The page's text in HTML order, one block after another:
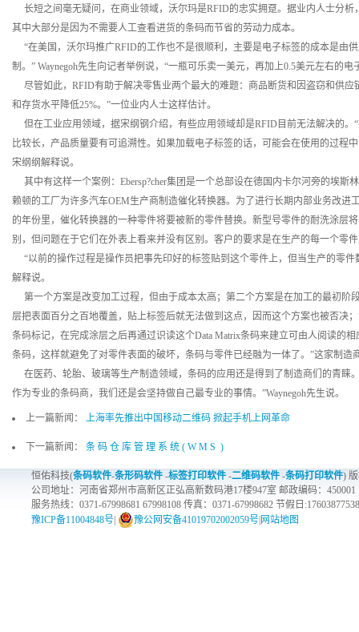
长短之间毫无疑问，在商业领域，沃尔玛是RFID的忠实拥趸。据业内人士分析
其中大部分是因为不需要人工查看进货的条码而节省的劳动力成本。
“在美国，沃尔玛推广RFID的工作也不是很顺利，主要是电子标签的成本是由
制。” Waynegoh先生向记者举例说，“一瓶可乐卖一美元，再加上0.5美元左右的
尽管如此，RFID有助于解决零售业两个最大的难题：商品断货和因盗窃和供应
和存货水平降低25%。”一位业内人士这样估计。
但在工业应用领域，据宋纲钢介绍，有些应用领域却是RFID目前无法解决的。
比较长，产品质量要有可追溯性。如果加载电子标签的话，可能会在使用的过程
宋纲纲解释说。
其中有这样一个案例：Ebersp?cher集团是一个总部设在德国内卡尔河旁的埃斯
赖顿的工厂为许多汽车OEM生产商制造催化转换器。为了进行长期内部业务改进
的年份里，催化转换器的一种零件将要被新的零件替换。新型号零件的耐洗涂层
别，但问题在于它们在外表上看来并没有区别。客户的要求是在生产的每一个零
“以前的操作过程是操作员把事先印好的标签贴到这个零件上，但当生产的零
解释说。
第一个方案是改变加工过程，但由于成本太高；第二个方案是在加工的最初阶
层把表面百分之百地覆盖，贴上标签后就无法做到这点，因而这个方案也被否决
条码标记，在完成涂层之后再通过识读这个Data Matrix条码来建立可由人阅读的
条码，这样就避免了对零件表面的破坏，条码与零件已经融为一体了。”这家制造
在医药、轮胎、玻璃等生产制造领域，条码的应用还是得到了制造商们的青睐
作为专业的条码商，我们还是会坚持做自己最专业的事情。”Waynegoh先生说。
上一篇新闻： 上海率先推出中国移动二维码 掀起手机上网革命
下一篇新闻： 条 码 仓 库 管 理 系 统 ( W M S )
恒佑科技(条码软件-条形码软件 -标签打印软件 -二维码软件 -条码打印软件)
公司地址：河南省郑州市高新区正弘高新数码港17楼947室 邮政编码：450001
服务热线：0371-67998681 67998108 传真：0371-67998682 节假日:17603877538
豫ICP备11004848号
豫公网安备41019702002059号 网站地图